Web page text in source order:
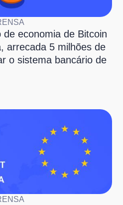
economia de Bitcoin
arrecada 5 milhões de
o sistema bancário de